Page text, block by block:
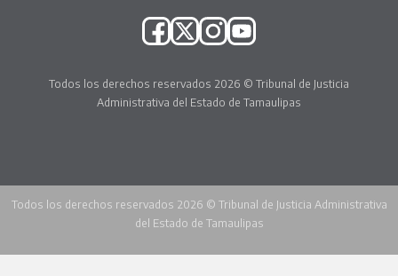
Todos los derechos reservados 2026 © Tribunal de Justicia
Administrativa del Estado de Tamaulipas
Todos los derechos reservados 2026 © Tribunal de Justicia Administrativa
del Estado de Tamaulipas